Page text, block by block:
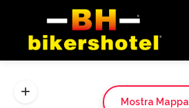
Mostra Mappa